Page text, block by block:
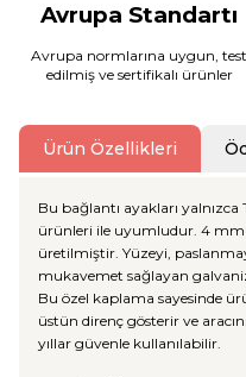
Avrupa Standartı
Avrupa normlarına uygun, test
edilmiş ve sertifikalı ürünler
Ürün Özellikleri
Bu bağlantı ayakları
ürünleri ile uyumludur. 4 mm
üretilmiştir. Yüzeyi,
mukavemet sağlayan
Bu özel kaplama sayesinde
üstün direnç gösterir ve
yıllar güvenle kullanılabilir.